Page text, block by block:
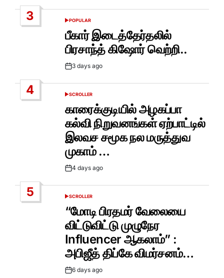
3
POSTED
IN
POPULAR
பீகார் இடைத்தேர்தலில்
பிரசாந்த் கிஷோர் வெற்றி..
Post3 days ago
4
POSTED
SCROLLER
காரைக்குடியில் அழகப்பா
கல்வி நிறுவனங்கள் ஏற்பாட்டில்
இலவச சமூக நல மருத்துவ
முகாம் …
Post4 days ago
5
POSTED
IN
SCROLLER
“மோடி பிரதமர் வேலையை
விட்டுவிட்டு முழுநேர
Influencer ஆகலாம்” :
அபிஜீத் திப்கே விமர்சனம்…
Post6 days ago